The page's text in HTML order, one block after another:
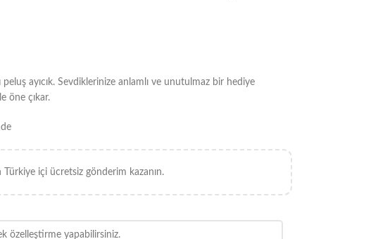
peluş ayıcık. Sevdiklerinize anlamlı ve unutulmaz bir hediye
öne çıkar.
içi ücretsiz gönderim kazanın.